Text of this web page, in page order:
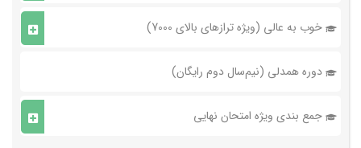
خوب به عالی (ویژه ترازهای بالای 7000)
دوره همدلی (نیم‌سال دوم رایگان)
جمع بندی ویژه امتحان نهایی